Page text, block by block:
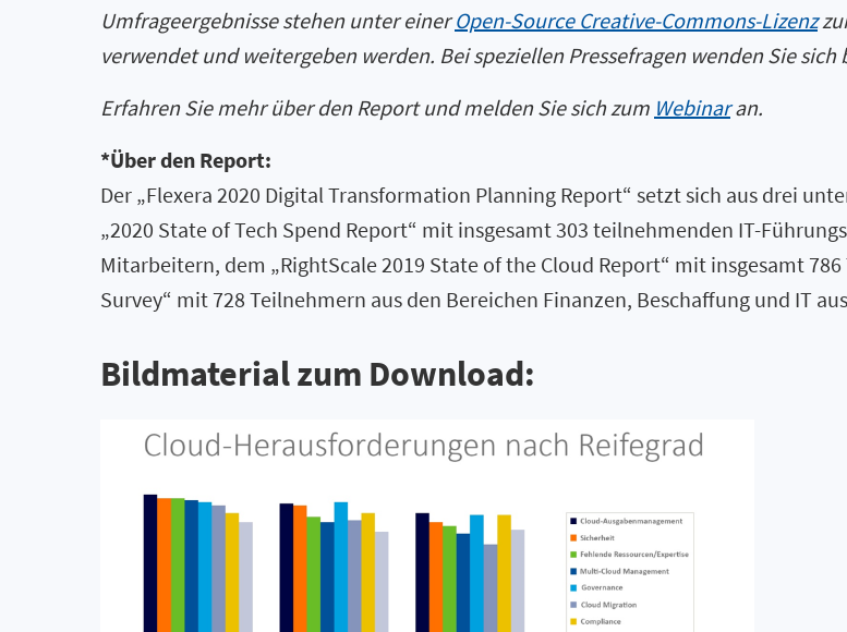
Umfrageergebnisse stehen unter einerOpen-Source Creative-Commons-Lizenz
verwendet und weitergeben werden. Bei speziellen Pressefragen wenden Sie
Erfahren Sie mehr über den Report und melden Sie sich zum Webinaran.
*Über den Report:
Der „Flexera 2020 Digital Transformation Planning Report“ setzt sich aus drei
„2020 State of Tech Spend Report“ mit insgesamt 303 teilnehmenden IT-
Mitarbeitern, dem „RightScale 2019 State of the Cloud Report“ mit insgesamt
Survey“ mit 728 Teilnehmern aus den Bereichen Finanzen, Beschaffung und IT
Bildmaterial zum Download: